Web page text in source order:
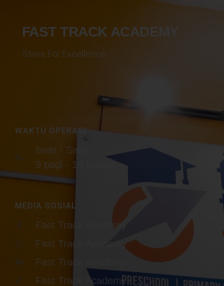
MEDIA SOSIAL
Fast Track Academy
Fast Track Academy
Fast Track Academy
Fast Track Academy
WAKTU OPERASI
Isnin - Sabtu
9 pagi - 10 malam
FAST TRACK ACADEMY
Strive For Excellence.